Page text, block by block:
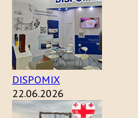
DISPOMIX
22.06.2026